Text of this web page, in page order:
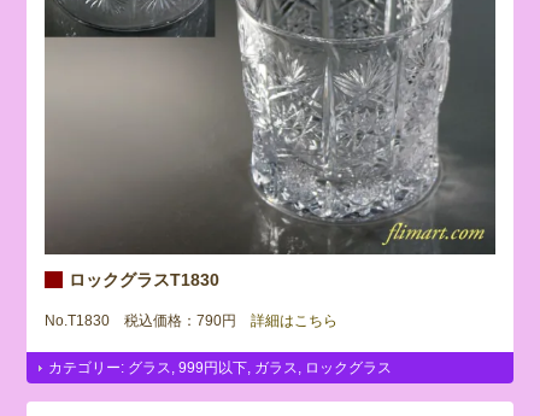
ロックグラスT1830
No.T1830 税込価格：790円 詳細はこちら
カテゴリー: グラス ,999円以下 ガラス ロックグラス